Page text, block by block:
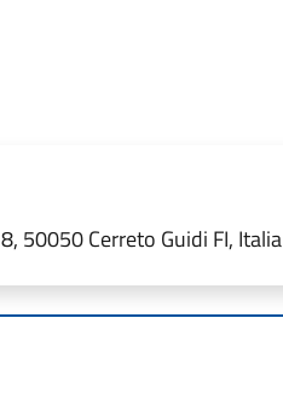
50050 Cerreto Guidi FI, Italia